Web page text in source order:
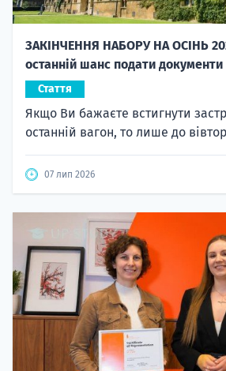
ЗАКІНЧЕННЯ НАБОРУ НА ОСІНЬ
останній шанс подати документи
Стаття
Якщо Ви бажаєте встигнути
останній вагон, то лише до
07 лип 2026